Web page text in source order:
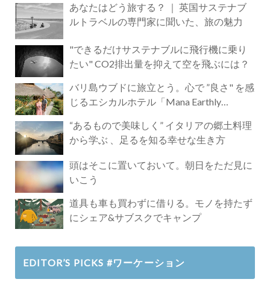
あなたはどう旅する？ ｜ 英国サステナブ
ルトラベルの専門家に聞いた、旅の魅力
"できるだけサステナブルに飛行機に乗り
たい" CO2排出量を抑えて空を飛ぶには？
バリ島ウブドに旅立とう。心で ”良さ" を感
じるエシカルホテル「Mana Earthly
“あるもので美味しく” イタリアの郷土料理
から学ぶ 、足るを知る幸せな生き方
頭はそこに置いておいて。朝日をただ見に
いこう
道具も車も買わずに借りる。モノを持たず
にシェア&サブスクでキャンプ
EDITOR’S PICKS #ワーケーション